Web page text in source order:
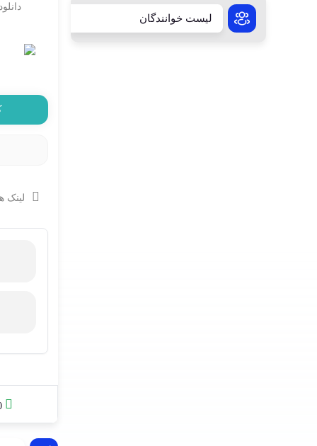
لینک
لیست خوانندگان